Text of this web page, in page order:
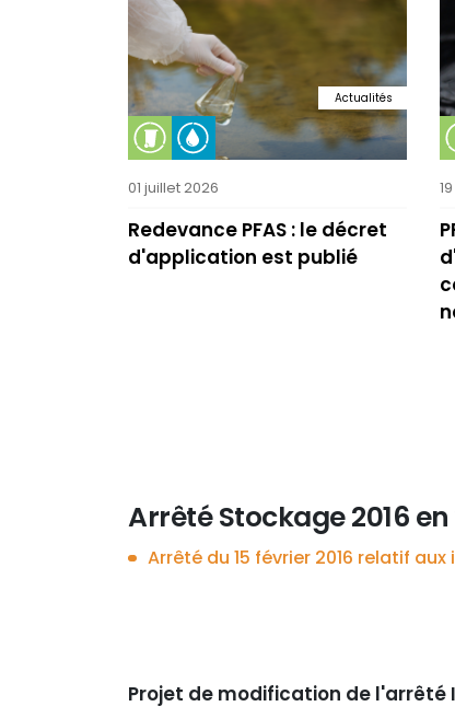
Actualités
01 juillet 2026
Redevance PFAS : le décret
d'application est publié
Arrêté Stockage 2016
Arrêté du 15 février 2016 relatif
Projet de modification de l'arrêté